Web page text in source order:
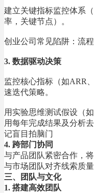
建立关键指标监控体系
率，关键节点）。
创业公司常见陷阱：流
3. 数据驱动决策
监控核心指标（如ARR
速迭代策略。
用实验思维测试假设（
用每年完成结果及分析
记盲目拍脑门
4. 跨部门协同
与产品团队紧密合作，
与市场团队对齐线索质
三、团队与文化
1. 搭建高效团队